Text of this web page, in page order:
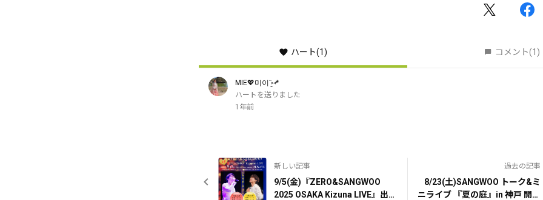
ハート(1) コメント(1)
MIE💖미이¨̮⑅*
ハートを送りました
1年前
新しい記事
9/5(金)『ZERO&SANGWOO
2025 OSAKA Kizuna LIVE』出演
過去の記事
8/23(土)SANGWOO トーク&ミ
ニライブ 『夏の庭』in 神戸 開催